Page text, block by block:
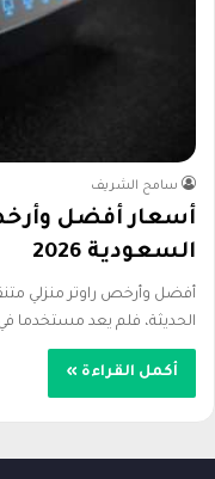
سامح الشريف
أسعار أفضل
السعودية 2026
الحديثة، فلم يعد مستخدما
أكمل القراءة »